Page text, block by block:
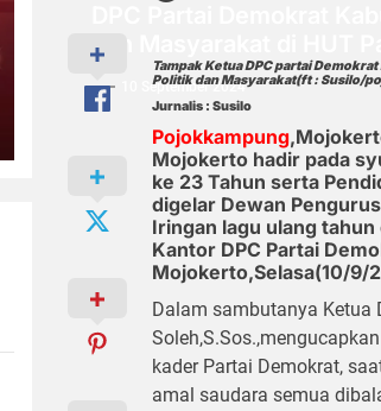
dan Masyarakat di HUT
10 September 2024
Tampak Ketua DPC partai
Politik dan Masyarakat(ft : Susilo/
Jurnalis : Susilo
Pojokkampung
Mojokerto hadir pada
ke 23 Tahun serta
digelar Dewan
Iringan lagu ulang
Kantor DPC Partai
Mojokerto,Selasa(10/9/
Dalam sambutanya Ketua
kader Partai Demokrat,
amal saudara semua